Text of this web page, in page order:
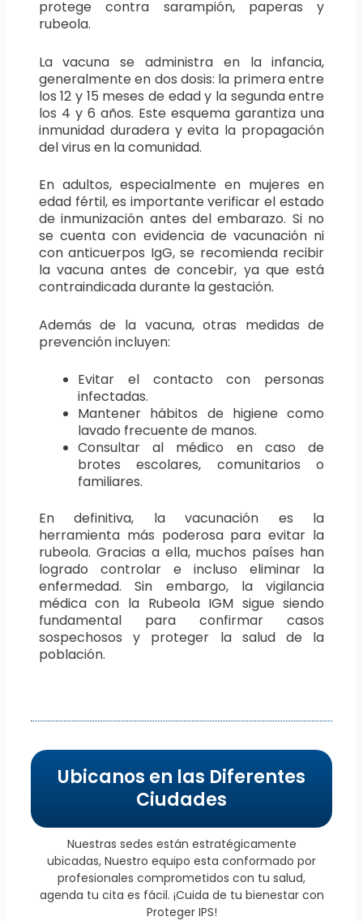
protege contra sarampión, paperas y
rubeola.
La vacuna se administra en la infancia,
generalmente en dos dosis: la primera entre
los 12 y 15 meses de edad y la segunda entre
los 4 y 6 años. Este esquema garantiza una
inmunidad duradera y evita la propagación
del virus en la comunidad.
En adultos, especialmente en mujeres en
edad fértil, es importante verificar el estado
de inmunización antes del embarazo. Si no
se cuenta con evidencia de vacunación ni
con anticuerpos IgG, se recomienda recibir
la vacuna antes de concebir, ya que está
contraindicada durante la gestación.
Además de la vacuna, otras medidas de
prevención incluyen:
Evitar el contacto con personas
infectadas.
Mantener hábitos de higiene como
lavado frecuente de manos.
Consultar al médico en caso de
brotes escolares, comunitarios o
familiares.
En definitiva, la vacunación es la
herramienta más poderosa para evitar la
rubeola. Gracias a ella, muchos países han
logrado controlar e incluso eliminar la
enfermedad. Sin embargo, la vigilancia
médica con la Rubeola IGM sigue siendo
fundamental para confirmar casos
sospechosos y proteger la salud de la
población.
Ubicanos en las Diferentes
Ciudades
Nuestras sedes están estratégicamente
ubicadas, Nuestro equipo esta conformado por
profesionales comprometidos con tu salud,
agenda tu cita es fácil. ¡Cuida de tu bienestar con
Proteger IPS!